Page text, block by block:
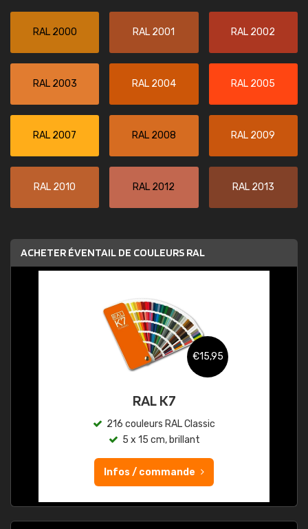
RAL 2000 RAL 2001 RAL 2002
RAL 2003 RAL 2004 RAL 2005
RAL 2007 RAL 2008 RAL 2009
RAL 2010 RAL 2012 RAL 2013
ACHETER ÉVENTAIL DE COULEURS RAL
€15,95
RAL K7
216 couleurs RAL Classic
5 x 15 cm, brillant
Infos / commande